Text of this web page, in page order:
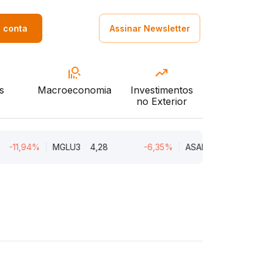
conta Assinar Newsletter
Macroeconomia
Investimentos
no Exterior
MGLU3 4,28 -6,35% ASAI3 8,02